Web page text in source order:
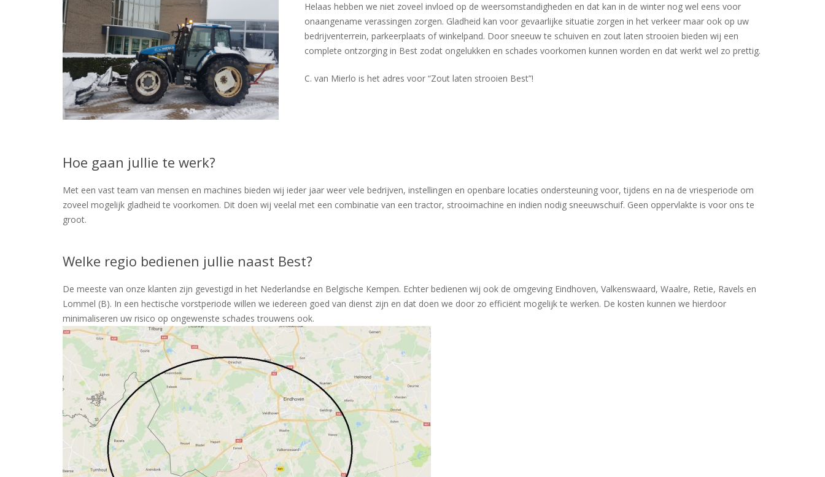
Helaas hebben we niet zoveel invloed op de weersomstandigheden en dat kan in de winter nog wel eens voor
onaangename verassingen zorgen. Gladheid kan voor gevaarlijke situatie zorgen in het verkeer maar ook op uw
bedrijventerrein, parkeerplaats of winkelpand. Door sneeuw te schuiven en zout laten strooien bieden wij een
complete ontzorging in Best zodat ongelukken en schades voorkomen kunnen worden en dat werkt wel zo prettig.
C. van Mierlo is het adres voor “Zout laten strooien Best”!
Hoe gaan jullie te werk?
Met een vast team van mensen en machines bieden wij ieder jaar weer vele bedrijven, instellingen en openbare locaties ondersteuning voor, tijdens en na de vriesperiode om
zoveel mogelijk gladheid te voorkomen. Dit doen wij veelal met een combinatie van een tractor, strooimachine en indien nodig sneeuwschuif. Geen oppervlakte is voor ons te
groot.
Welke regio bedienen jullie naast Best?
De meeste van onze klanten zijn gevestigd in het Nederlandse en Belgische Kempen. Echter bedienen wij ook de omgeving Eindhoven, Valkenswaard, Waalre, Retie, Ravels en
Lommel (B). In een hectische vorstperiode willen we iedereen goed van dienst zijn en dat doen we door zo efficiënt mogelijk te werken. De kosten kunnen we hierdoor
minimaliseren uw risico op ongewenste schades trouwens ook.